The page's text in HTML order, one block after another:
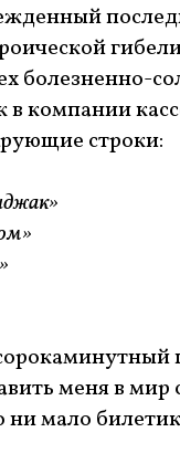
болезненно-
в компании
строки:
меня в
мало